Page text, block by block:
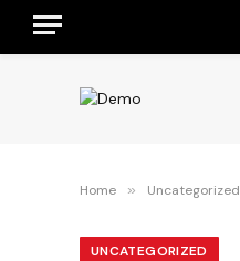
Home » Uncategorized
UNCATEGORIZED